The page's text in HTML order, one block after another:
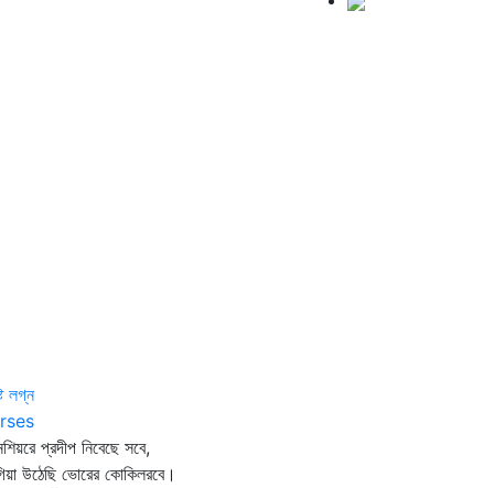
লগ্ন
প্রদীপ নিবেছে সবে,
উঠেছি ভোরের কোকিলরবে।